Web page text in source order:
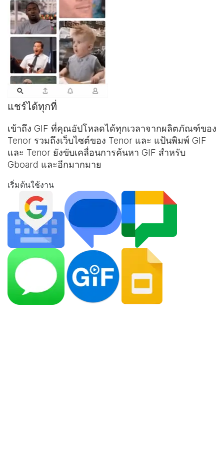
แชร์ได้ทุกที่
เข้าถึง GIF ที่คุณอัปโหลดได้ทุกเวลาจากผลิตภัณฑ์ของ
Tenor รวมถึงเว็บไซต์ของ Tenor และ แป้นพิมพ์ GIF
และ Tenor ยังขับเคลื่อนการค้นหา GIF สำหรับ
Gboard และอีกมากมาย
เริ่มต้นใช้งาน